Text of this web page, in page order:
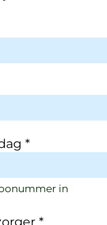
*
in
*